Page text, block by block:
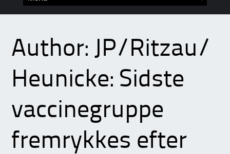
Author: JP/Ritzau/
Heunicke: Sidste
vaccinegruppe
fremrykkes efter